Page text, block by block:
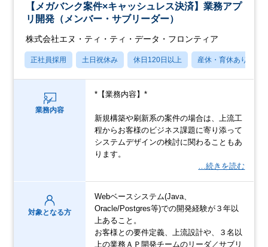
【メガバンク案件×キャッシュレス決済】業務アプ
リ開発（メンバー・サブリーダー）
株式会社エヌ・ティ・ティ・データ・フロンティア
正社員採用 土日祝休み 休日120日以上 産休・育休あり
業務内容
*【業務内容】*
新規構築や刷新系の案件の場合は、上流工
程からお客様のビジネス課題に寄り添って
システムデザインの検討に関わることもあ
ります。
…続きを読む
対象となる方
Webベースシステム(Java、
Oracle/Postgres等)での開発経験が３年以
上あること。
お客様との要件定義、上流設計や、３名以
上の業務ＡＰ開発チームのリーダ／サブリ